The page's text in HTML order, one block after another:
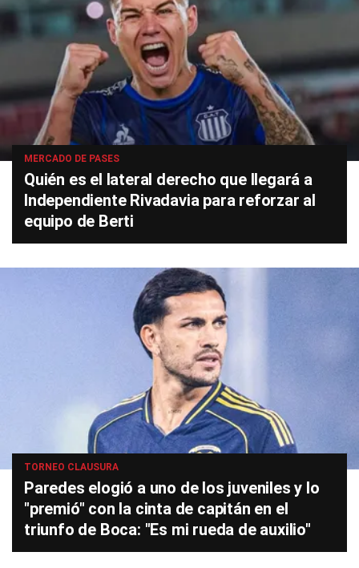
MERCADO DE PASES
Quién es el lateral derecho que llegará a
Independiente Rivadavia para reforzar al
equipo de Berti
TORNEO CLAUSURA
Paredes elogió a uno de los juveniles y lo
"premió" con la cinta de capitán en el
triunfo de Boca: "Es mi rueda de auxilio"